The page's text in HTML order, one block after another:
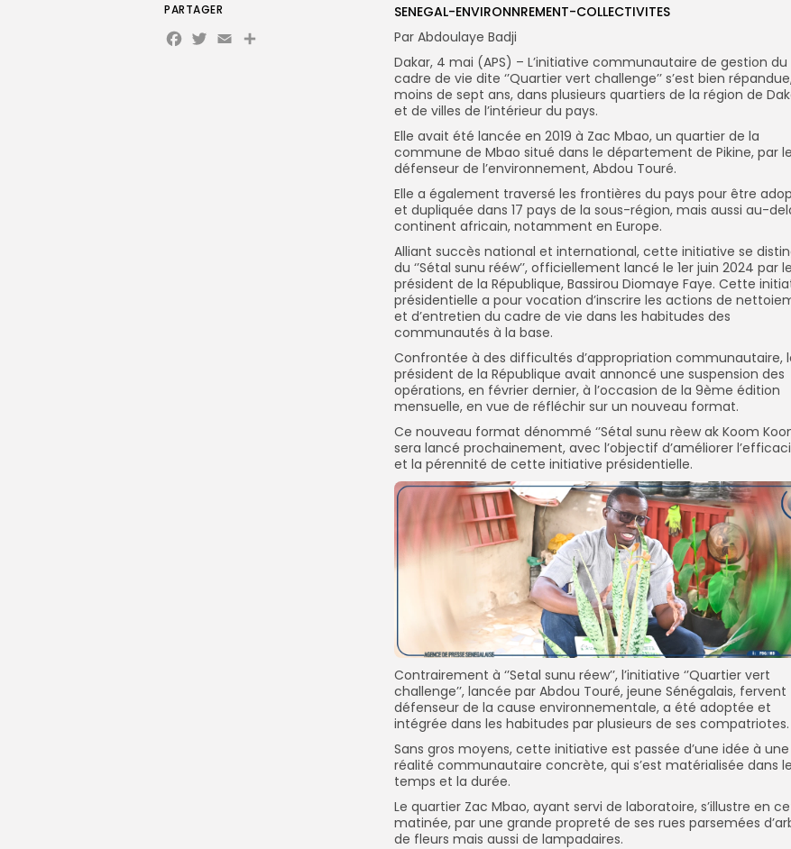
SENEGAL-ENVIRONNREMENT-COLLECTIVITES
Par Abdoulaye Badji
Dakar, 4 mai (APS) – L’initiative communautaire de gestion du
cadre de vie dite ‘’Quartier vert challenge’’ s’est bien
moins de sept ans, dans plusieurs quartiers de la région de
et de villes de l’intérieur du pays.
Elle avait été lancée en 2019 à Zac Mbao, un quartier de la
commune de Mbao situé dans le département de Pikine, par le
défenseur de l’environnement, Abdou Touré.
Elle a également traversé les frontières du pays pour être
et dupliquée dans 17 pays de la sous-région, mais aussi au-
continent africain, notamment en Europe.
Alliant succès national et international, cette initiative se
du ‘’Sétal sunu rééw’’, officiellement lancé le 1er juin 2024 par le
président de la République, Bassirou Diomaye Faye. Cette
présidentielle a pour vocation d’inscrire les actions de
et d’entretien du cadre de vie dans les habitudes des
communautés à la base.
Confrontée à des difficultés d’appropriation communautaire,
président de la République avait annoncé une suspension des
opérations, en février dernier, à l’occasion de la 9ème édition
mensuelle, en vue de réfléchir sur un nouveau format.
Ce nouveau format dénommé ‘’Sétal sunu rèew ak Koom
sera lancé prochainement, avec l’objectif d’améliorer
et la pérennité de cette initiative présidentielle.
Contrairement à ‘’Setal sunu réew’’, l’initiative ‘’Quartier vert
challenge’’, lancée par Abdou Touré, jeune Sénégalais, fervent
défenseur de la cause environnementale, a été adoptée et
intégrée dans les habitudes par plusieurs de ses compatriotes.
Sans gros moyens, cette initiative est passée d’une idée à une
réalité communautaire concrète, qui s’est matérialisée dans le
temps et la durée.
Le quartier Zac Mbao, ayant servi de laboratoire, s’illustre en
matinée, par une grande propreté de ses rues parsemées
de fleurs mais aussi de lampadaires.
PARTAGER
Facebook
Twitter
EmailPartager